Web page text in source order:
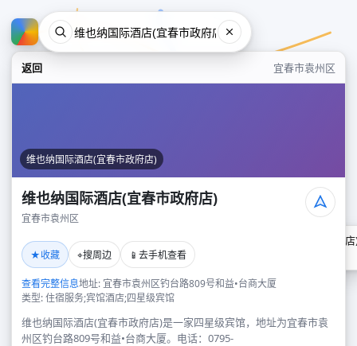
返回 宜春市袁州区
维也纳国际酒店(宜春市政府店)
维也纳国际酒店(宜春市政府店)
宜春市袁州区
★收藏 ⌖搜周边 📱 去手机查看
查看完整信息地址: 宜春市袁州区钓台路809号和益•台商大厦
类型: 住宿服务;宾馆酒店;四星级宾馆
维也纳国际酒店(宜春市政府店)是一家四星级宾馆，地址为宜春市袁
州区钓台路809号和益•台商大厦。电话：0795-
维也纳国际酒店(宜春市政府